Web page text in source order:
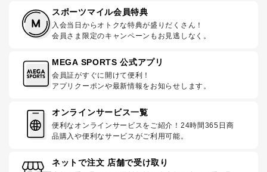
スポーツマイル会員特典
入会当日からオトクな特典が盛りだくさん！
会員さま限定のキャンペーンもお見逃しなく。
MEGA SPORTS 公式アプリ
会員証がすぐに開けて便利！
アプリクーポンや最新情報をお知らせします。
オンラインサービス一覧
便利なオンラインサービスをご紹介！24時間365日商
品購入や便利なサービスがご利用可能。
ネットで注文 店舗で受け取り